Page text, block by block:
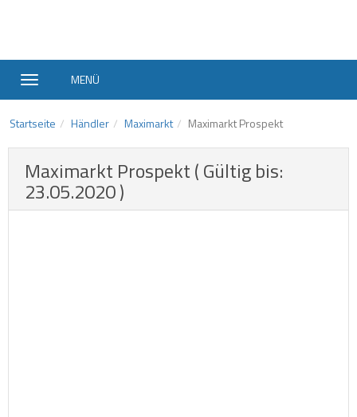
MENÜ
Startseite Händler Maximarkt Maximarkt Prospekt
Maximarkt Prospekt ( Gültig bis:
23.05.2020 )